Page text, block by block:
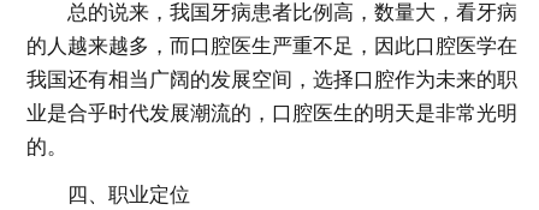
总的说来，我国牙病患者比例高，数量大，看牙病
的人越来越多，而口腔医生严重不足，因此口腔医学在
我国还有相当广阔的发展空间，选择口腔作为未来的职
业是合乎时代发展潮流的，口腔医生的明天是非常光明
的。
四、职业定位